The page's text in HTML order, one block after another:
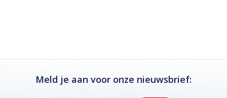
Meld je aan voor onze nieuwsbrief: